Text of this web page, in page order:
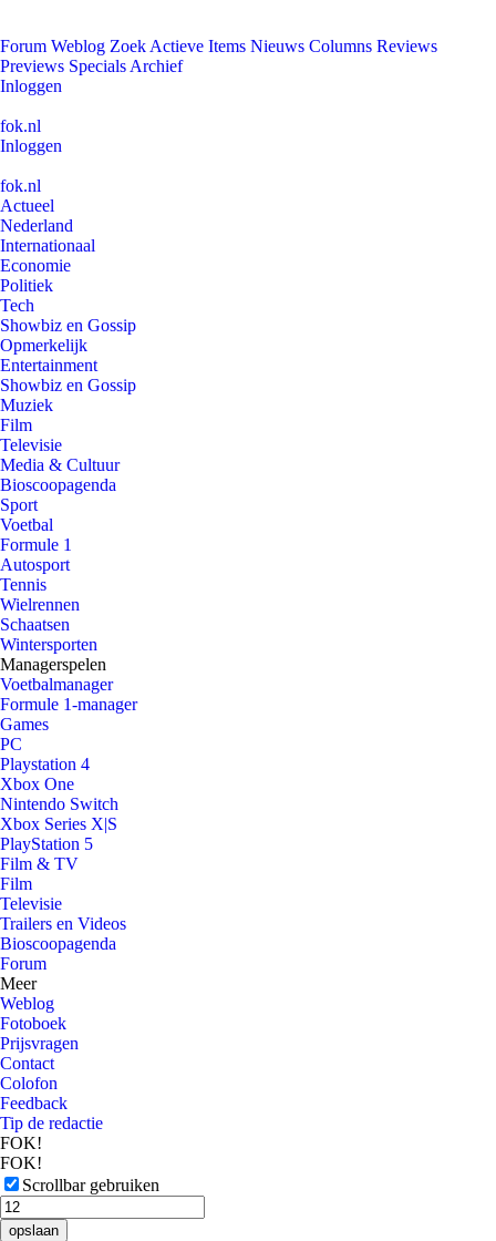
Forum Weblog Zoek Actieve Items Nieuws Columns Reviews
Previews Specials Archief
Inloggen
fok.nl
Inloggen
fok.nl
Actueel
Nederland
Internationaal
Economie
Politiek
Tech
Showbiz en Gossip
Opmerkelijk
Entertainment
Showbiz en Gossip
Muziek
Film
Televisie
Media & Cultuur
Bioscoopagenda
Sport
Voetbal
Formule 1
Autosport
Tennis
Wielrennen
Schaatsen
Wintersporten
Managerspelen
Voetbalmanager
Formule 1-manager
Games
PC
Playstation 4
Xbox One
Nintendo Switch
Xbox Series X|S
PlayStation 5
Film & TV
Film
Televisie
Trailers en Videos
Bioscoopagenda
Forum
Meer
Weblog
Fotoboek
Prijsvragen
Contact
Colofon
Feedback
Tip de redactie
FOK!
FOK!
Scrollbar gebruiken
opslaan